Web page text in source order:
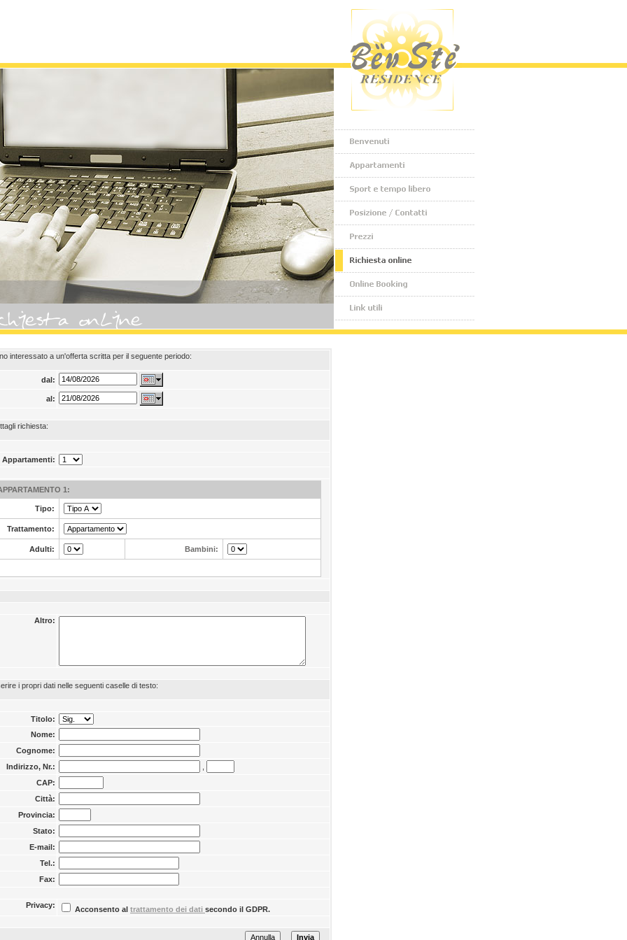
interessato a un'offerta scritta per il seguente periodo:
dal:
al:
richiesta:
Appartamenti:
1:
Tipo:
Trattamento:
Adulti: Bambini:
Altro:
i propri dati nelle seguenti caselle di testo:
Titolo:
Nome:
Cognome:
Indirizzo, Nr.:
CAP:
Città:
Provincia:
Stato:
E-mail:
Tel.:
Fax:
Privacy: Acconsento al trattamento dei dati secondo il GDPR.